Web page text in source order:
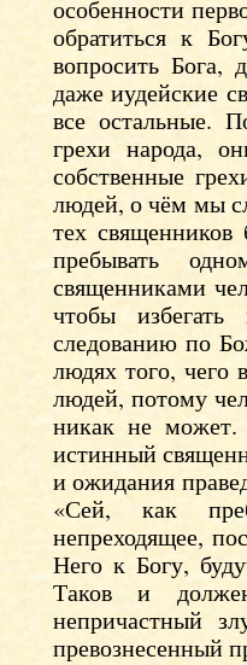
особенности
обратиться к
вопросить Бога,
даже иудейские
все остальные.
грехи народа,
собственные
людей, о чём мы
тех
пребывать
священниками
чтобы
следованию по
людях того,
людей, потому
никак не может.
истинный
и ожидания
«Сей, как
непреходящее,
Него к Богу,
Таков и
непричастный
превознесенный